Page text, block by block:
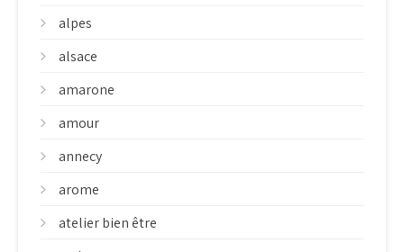
alpes
alsace
amarone
amour
annecy
arome
atelier bien être